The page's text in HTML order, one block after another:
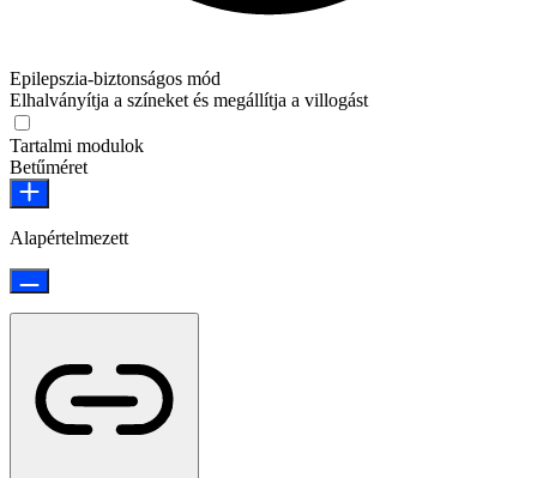
Epilepszia‑biztonságos mód
Elhalványítja a színeket és megállítja a villogást
Tartalmi modulok
Betűméret
Alapértelmezett